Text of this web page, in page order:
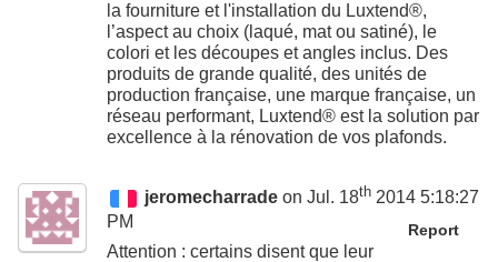
la fourniture et l'installation du Luxtend®,
l’aspect au choix (laqué, mat ou satiné), le
colori et les découpes et angles inclus. Des
produits de grande qualité, des unités de
production française, une marque française, un
réseau performant, Luxtend® est la solution par
excellence à la rénovation de vos plafonds.
jeromecharrade on Jul. 18th 2014 5:18:27
PM
Report
Attention : certains disent que leur